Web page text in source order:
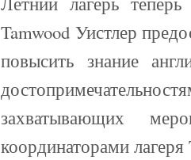
Tamwood Уистлер
повысить знание
захватывающих
координаторами лагеря